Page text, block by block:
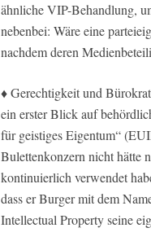
ähnliche VIP-Behandlung,
nebenbei: Wäre eine
nachdem deren
♦ Gerechtigkeit und
ein erster Blick auf
für geistiges Eigentum“
Bulettenkonzern nicht hätte
kontinuierlich verwendet
dass er Burger mit dem
Intellectual Property seine